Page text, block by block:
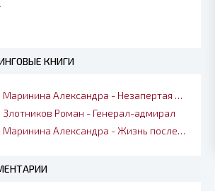
КНИГИ
Маринина Александра - Незапертая дверь
Злотников Роман - Генерал-адмирал
Маринина Александра - Жизнь после жизни